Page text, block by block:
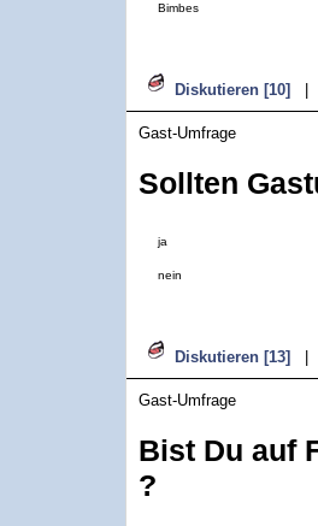
Bimbes
Diskutieren [10]
Gast-Umfrage
Sollten
ja
nein
Diskutieren [13]
Gast-Umfrage
Bist Du auf
?